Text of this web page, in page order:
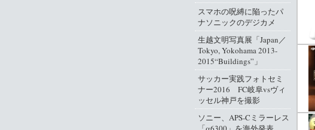
スマホの呪縛に陥ったパ
ナソニックのデジカメ
生越文明写真展「Japan／
Tokyo, Yokohama 2013-
2015“Buildings”」
サッカー実践フォトセミ
ナー2016 FC岐阜vsヴィ
ッセル神戸を撮影
ソニー、APS-Cミラーレス